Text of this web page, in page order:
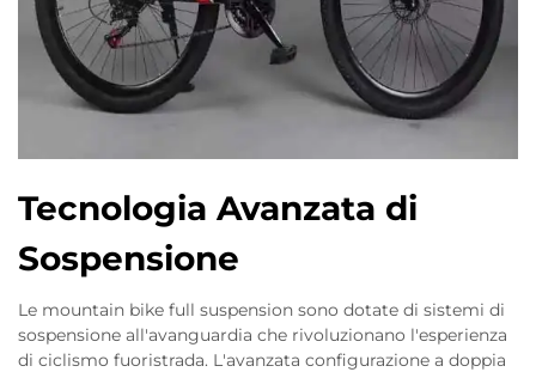
Tecnologia Avanzata di
Sospensione
Le mountain bike full suspension sono dotate di sistemi di
sospensione all'avanguardia che rivoluzionano l'esperienza
di ciclismo fuoristrada. L'avanzata configurazione a doppia